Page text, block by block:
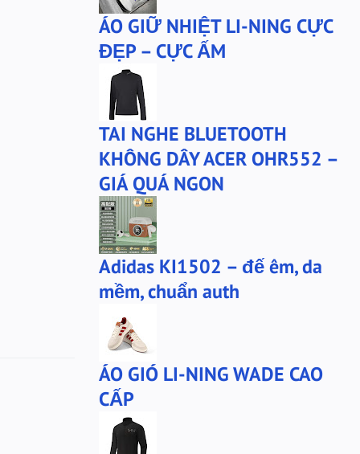
mũ
mũ lining
phu-kien-sale
quần puma
sale
sale giày anta
san-sale
tai nghe
tai-nghe
túi đeo chéo
tất nanjiren
Áo khoác 361
áo anta
áo cartelo
áo jeep
áo khoác adidas
ÁO GIỮ NHIỆT LI-NING CỰC
ĐẸP – CỰC ẤM
TAI NGHE BLUETOOTH
KHÔNG DÂY ACER OHR552 –
GIÁ QUÁ NGON
Adidas KI1502 – đế êm, da
mềm, chuẩn auth
ÁO GIÓ LI-NING WADE CAO
CẤP